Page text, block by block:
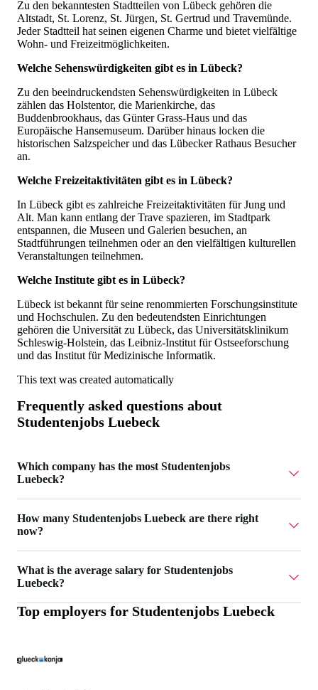
Zu den bekanntesten Stadtteilen von Lübeck gehören die
Altstadt, St. Lorenz, St. Jürgen, St. Gertrud und Travemünde.
Jeder Stadtteil hat seinen eigenen Charme und bietet vielfältige
Wohn- und Freizeitmöglichkeiten.
Welche Sehenswürdigkeiten gibt es in Lübeck?
Zu den beeindruckendsten Sehenswürdigkeiten in Lübeck
zählen das Holstentor, die Marienkirche, das
Buddenbrookhaus, das Günter Grass-Haus und das
Europäische Hansemuseum. Darüber hinaus locken die
historischen Salzspeicher und das Lübecker Rathaus Besucher
an.
Welche Freizeitaktivitäten gibt es in Lübeck?
In Lübeck gibt es zahlreiche Freizeitaktivitäten für Jung und
Alt. Man kann entlang der Trave spazieren, im Stadtpark
entspannen, die Museen und Galerien besuchen, an
Stadtführungen teilnehmen oder an den vielfältigen kulturellen
Veranstaltungen teilnehmen.
Welche Institute gibt es in Lübeck?
Lübeck ist bekannt für seine renommierten Forschungsinstitute
und Hochschulen. Zu den bedeutendsten Einrichtungen
gehören die Universität zu Lübeck, das Universitätsklinikum
Schleswig-Holstein, das Leibniz-Institut für Ostseeforschung
und das Institut für Medizinische Informatik.
This text was created automatically
Frequently asked questions about
Studentenjobs Luebeck
Which company has the most Studentenjobs
Luebeck?
How many Studentenjobs Luebeck are there right
now?
What is the average salary for Studentenjobs
Luebeck?
The average salary for Studentenjobs Luebeck is 20 €.
Top employers for Studentenjobs Luebeck